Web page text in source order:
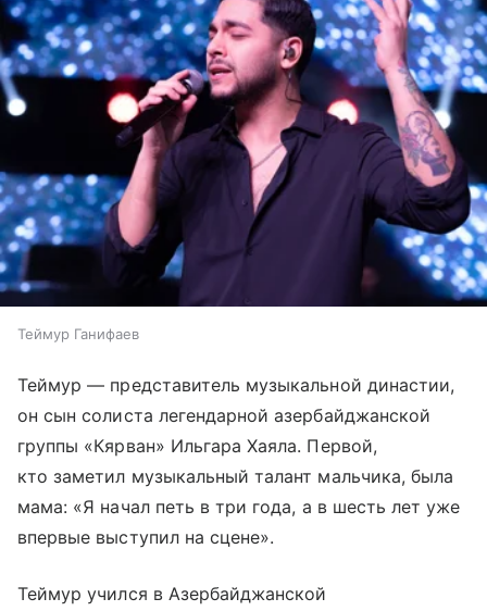
Теймур Ганифаев
Теймур — представитель музыкальной династии,
он сын солиста легендарной азербайджанской
группы «Кярван» Ильгара Хаяла. Первой,
кто заметил музыкальный талант мальчика, была
мама: «Я начал петь в три года, а в шесть лет уже
впервые выступил на сцене».
Теймур учился в Азербайджанской